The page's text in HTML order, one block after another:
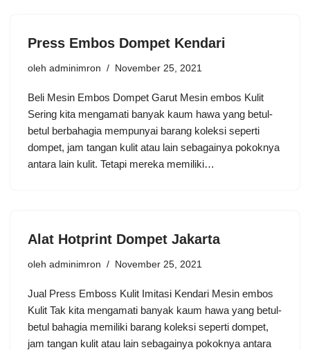
Press Embos Dompet Kendari
oleh adminimron November 25, 2021
Beli Mesin Embos Dompet Garut Mesin embos Kulit
Sering kita mengamati banyak kaum hawa yang betul-
betul berbahagia mempunyai barang koleksi seperti
dompet, jam tangan kulit atau lain sebagainya pokoknya
antara lain kulit. Tetapi mereka memiliki…
Alat Hotprint Dompet Jakarta
oleh adminimron November 25, 2021
Jual Press Emboss Kulit Imitasi Kendari Mesin embos
Kulit Tak kita mengamati banyak kaum hawa yang betul-
betul bahagia memiliki barang koleksi seperti dompet,
jam tangan kulit atau lain sebagainya pokoknya antara